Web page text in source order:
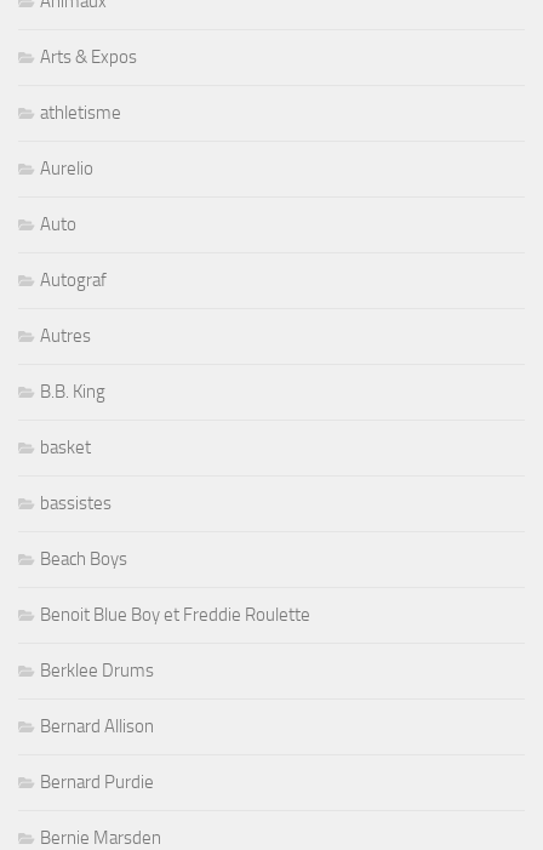
Arts & Expos
athletisme
Aurelio
Auto
Autograf
Autres
B.B. King
basket
bassistes
Beach Boys
Benoit Blue Boy et Freddie Roulette
Berklee Drums
Bernard Allison
Bernard Purdie
Bernie Marsden